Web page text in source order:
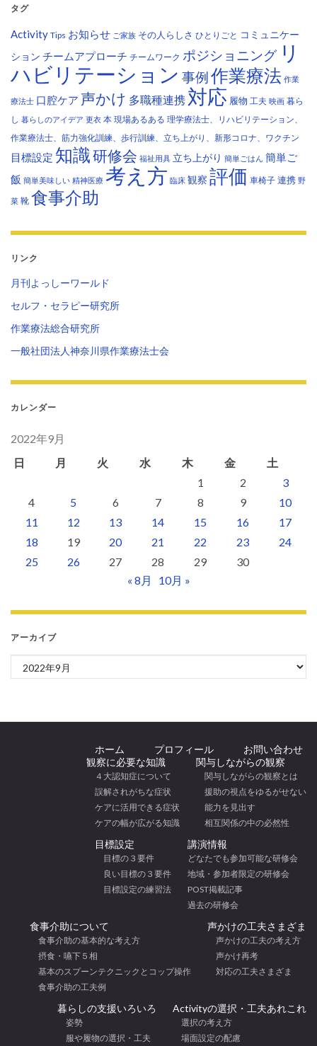
タグ
Activity Tips お知らせ ご家族 その人らしさ ひとりごと コミュニケー
ション チームアプローチ チームワーク ポジショニング リ
ハビリテーション 事例作業療法 作業
療法士 口腔ケア 声かけ 多職種連携 対応 履物 工夫 映画 暮ら
し 暮らしのアイデア 更衣 本 現場あるある 理学療法士、リハビリテーション、
作業療法士、筋力強化訓練、歩行訓練、立ち上がり、新形コロナ、ワクチン
目標設定 知識研修会 福祉用具 立ち上がり 簡単ごはん 簡単ご
飯 簡単美味しい 精神医療 考え方 臨床 観察 評価 車椅子 連携 野
菜 靴 食事介助
リンク
月刊よっしーワールド
セルフ・セラピー研究所
作業療法総合研究所
一般社団法人神奈川県作業療法士会
カレンダー
2022年9月
日
月 火 水 木 金
土
1
2
3
4
5 6 7 8 9
10
11
12 13 14 15 16
17
18
19 20 21 22 23
24
25
26 27 28 29
30
« 8月
10月 »
アーカイブ
アーカイブ
ホーム プロフィール
お問い合わせ
観察に必要な知識
４大認知症について
誤解されがちな症状
ケアに活用できる症状
ケアの幅が広がる知識
関与しながらの観察
関与しながらの観察とは
援助の視点をゆるがせない
能力を見出す
相互関係の中の必然性
目標設定
目標の３要件
良い目標の３要件
目標設定の練習法
講演情報
どなたでも参加可能な研修会
地域・参加者限定の研修会
POST掲載記事
過去の研修会
食事介助について
食事介助の基本的な考え方
摂食・嚥下５相
基本のスプーンテクニックとコップ操作
食事介助の工夫例
声かけの工夫さまざま
声かけの工夫の考え方
声かけ再考
対応の工夫さまざま
暮らしの支援いろいろ
姿勢
服や履物の選択・工夫
Activityの選択・工夫あれこれ
選択の考え方
場面設定の配慮